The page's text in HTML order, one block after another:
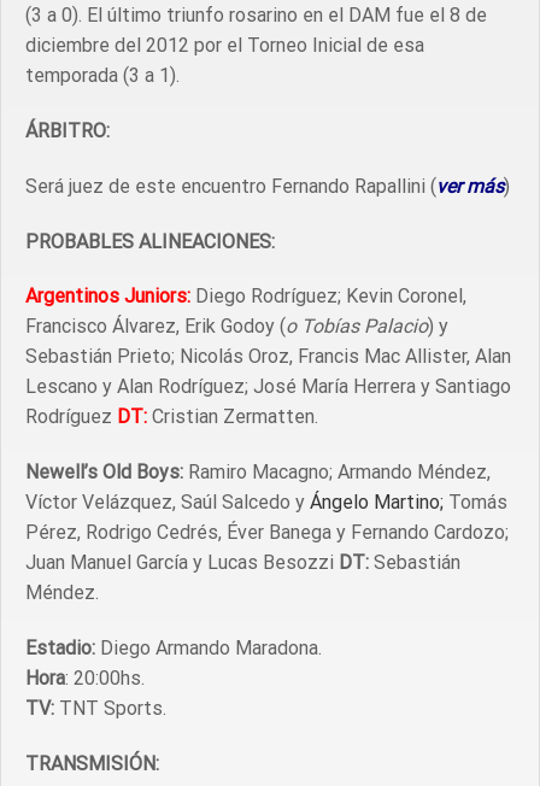
(3 a 0). El último triunfo rosarino en el DAM fue el 8 de
diciembre del 2012 por el Torneo Inicial de esa
temporada (3 a 1).
ÁRBITRO:
Será juez de este encuentro Fernando Rapallini (ver más)
PROBABLES ALINEACIONES:
Argentinos Juniors: Diego Rodríguez; Kevin Coronel,
Francisco Álvarez, Erik Godoy (o Tobías Palacio) y
Sebastián Prieto; Nicolás Oroz, Francis Mac Allister, Alan
Lescano y Alan Rodríguez; José María Herrera y Santiago
Rodríguez DT: Cristian Zermatten.
Newell’s Old Boys: Ramiro Macagno; Armando Méndez,
Víctor Velázquez, Saúl Salcedo y Ángelo Martino; Tomás
Pérez, Rodrigo Cedrés, Éver Banega y Fernando Cardozo;
Juan Manuel García y Lucas Besozzi DT: Sebastián
Méndez.
Estadio: Diego Armando Maradona.
Hora: 20:00hs.
TV: TNT Sports.
TRANSMISIÓN: